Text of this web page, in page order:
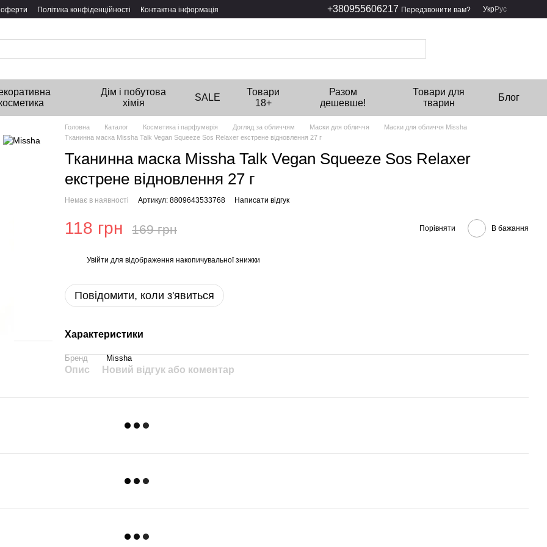
оферти Політика конфіденційності Контактна інформація +380955606217 Передзвонити вам? УкрРус
Дім і побутова
хімія
SALE
Товари
18+
Разом
дешевше!
Товари для
тварин
Блог
Головна Каталог Косметика і парфумерія Догляд за обличчям Маски для обличчя
Маски для обличчя Missha
Тканинна маска Missha Talk Vegan Squeeze Sos Relaxer екстрене відновлення 27 г
Тканинна маска Missha Talk Vegan Squeeze Sos Relaxer
екстрене відновлення 27 г
Немає в наявності Артикул: 8809643533768 Написати відгук
118 грн 169 грн Порівняти В бажання
Увійти для відображення накопичувальної знижки
Повідомити, коли з'явиться
Характеристики
Бренд Missha
Опис Новий відгук або коментар